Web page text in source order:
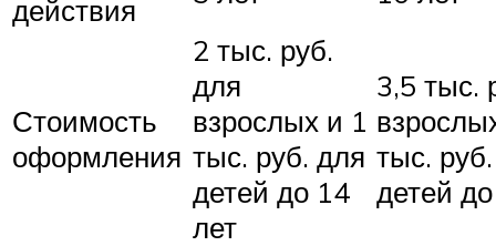
действия
Стоимость
оформления
2 тыс. руб.
для
взрослых и 1
тыс. руб. для
детей до 14
лет
3,5 тыс.
тыс.
детей